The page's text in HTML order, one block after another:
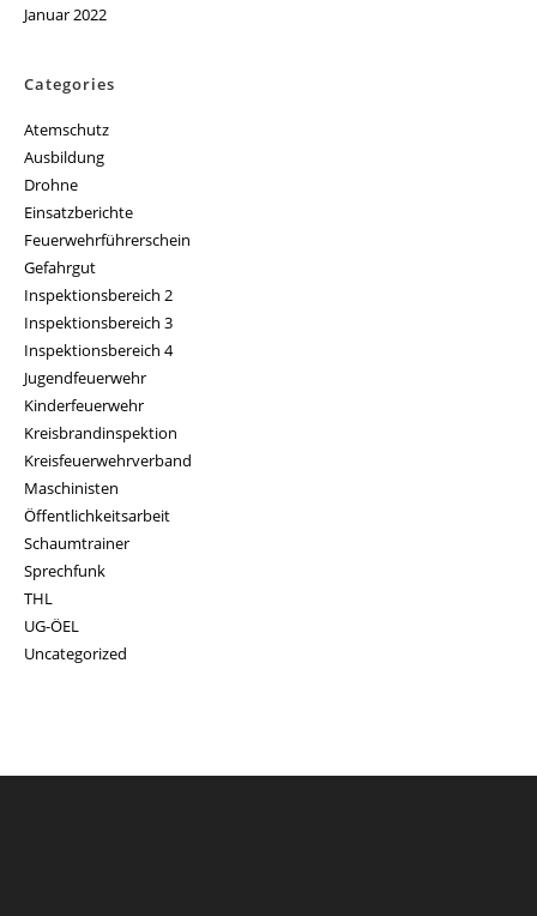
Januar 2022
Categories
Atemschutz
Ausbildung
Drohne
Einsatzberichte
Feuerwehrführerschein
Gefahrgut
Inspektionsbereich 2
Inspektionsbereich 3
Inspektionsbereich 4
Jugendfeuerwehr
Kinderfeuerwehr
Kreisbrandinspektion
Kreisfeuerwehrverband
Maschinisten
Öffentlichkeitsarbeit
Schaumtrainer
Sprechfunk
THL
UG-ÖEL
Uncategorized